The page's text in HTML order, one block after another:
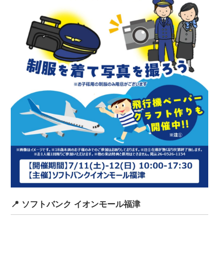
📍 ソフトバンク イオンモール福津